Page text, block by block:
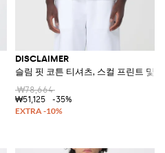
DISCLAIMER
슬림 핏 코튼 티셔츠, 스컬 프린트 및
₩78,664
₩51,125
-35%